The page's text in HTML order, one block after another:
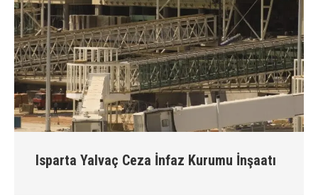
Isparta Yalvaç Ceza İnfaz Kurumu İnşaatı